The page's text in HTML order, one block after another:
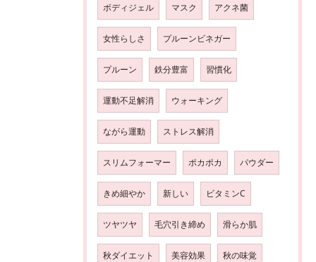
ボディジェル マスク アクネ菌
女性らしさ プルーンビネガー
プルーン 鉄分豊富 習慣化
運動不足解消 ウォーキング
ながら運動 ストレス解消
スリムフォーマー ポカポカ パウダー
きめ細やか 新しい ビタミンC
ツヤツヤ 毛穴引き締め 滑らか肌
秋ダイエット 美容効果 秋の味覚